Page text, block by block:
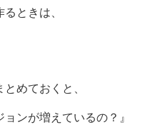
ときは、
めておくと、
ンが増えているの？』